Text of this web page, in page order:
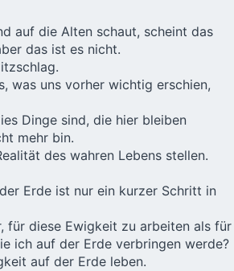
auf die Alten schaut, scheint das
das ist es nicht.
was uns vorher wichtig erschien,
Dinge sind, die hier bleiben
mehr bin.
des wahren Lebens stellen.
Erde ist nur ein kurzer Schritt in
für diese Ewigkeit zu arbeiten als für
ich auf der Erde verbringen werde?
auf der Erde leben.